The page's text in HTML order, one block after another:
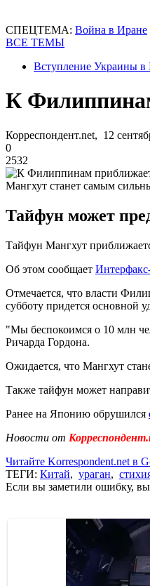
СПЕЦТЕМА: Война в Иране
ВСЕ ТЕМЫ
Вступление Украины в
К
Корреспондент.net, 12
0
2532
Мангхут станет самым
Тайфун может
Тайфун Мангхут
Об этом сообщает
Отмечается, что власти
субботу придется основной
"Мы беспокоимся о 10 млн
Ричарда Гордона.
Ожидается, что Мангхут
Также тайфун может
Ранее на Японию обрушился
Новости от
Читайте Korrespondent.net в
ТЕГИ: Китай, ураган,
Если вы заметили ошибку,